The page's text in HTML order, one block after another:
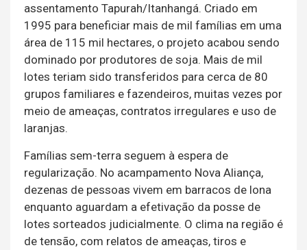
assentamento Tapurah/Itanhangá. Criado em
1995 para beneficiar mais de mil famílias em uma
área de 115 mil hectares, o projeto acabou sendo
dominado por produtores de soja. Mais de mil
lotes teriam sido transferidos para cerca de 80
grupos familiares e fazendeiros, muitas vezes por
meio de ameaças, contratos irregulares e uso de
laranjas.
Famílias sem-terra seguem à espera de
regularização. No acampamento Nova Aliança,
dezenas de pessoas vivem em barracos de lona
enquanto aguardam a efetivação da posse de
lotes sorteados judicialmente. O clima na região é
de tensão, com relatos de ameaças, tiros e